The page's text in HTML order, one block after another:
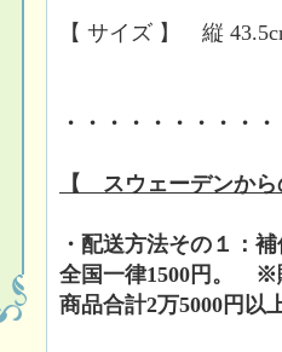
【 サイズ 】 縦
・・・・・・・・・
【 スウェーデンか
・配送方法その１：
全国一律1500円。 ※
商品合計2万5000円以